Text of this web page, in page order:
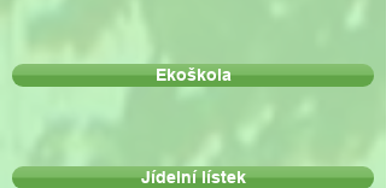
Ekoškola
Jídelní lístek